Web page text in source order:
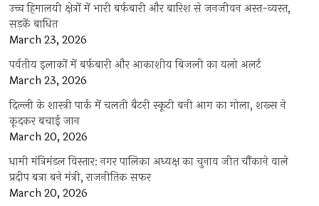
उच्च हिमालयी क्षेत्रों में भारी बर्फबारी और बारिश से जनजीवन अस्त-व्यस्त,
सड़कें बाधित
March 23, 2026
पर्वतीय इलाकों में बर्फबारी और आकाशीय बिजली का यलो अलर्ट
March 23, 2026
दिल्ली के शास्त्री पार्क में चलती बैटरी स्कूटी बनी आग का गोला, शख्स ने
कूदकर बचाई जान
March 20, 2026
धामी मंत्रिमंडल विस्तार: नगर पालिका अध्यक्ष का चुनाव जीत चौंकाने वाले
प्रदीप बत्रा बने मंत्री, राजनीतिक सफर
March 20, 2026